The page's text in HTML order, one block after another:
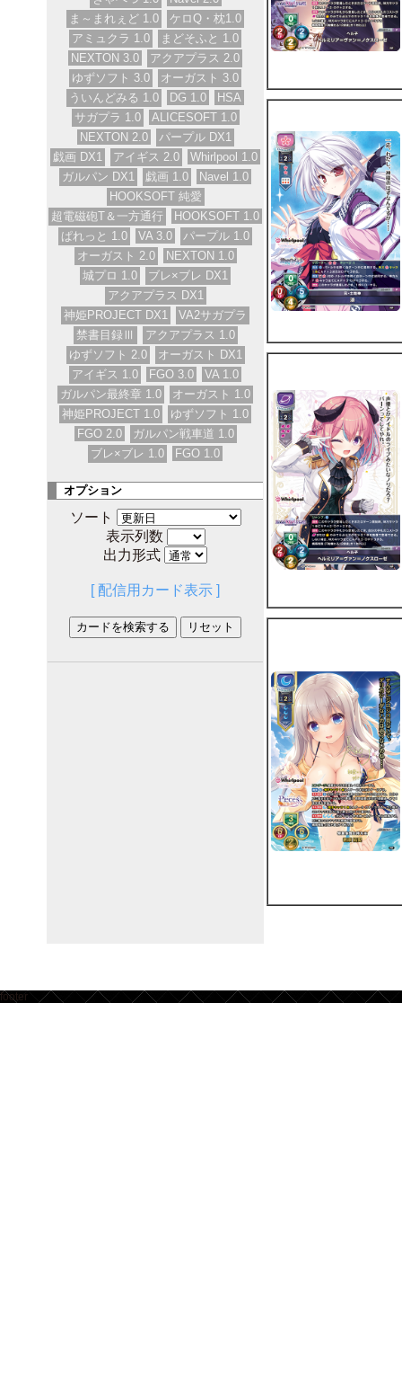
ま～まれぇど 1.0
ケロQ・枕1.0
アミュクラ 1.0
まどそふと 1.0
NEXTON 3.0
アクアプラス 2.0
ゆずソフト 3.0
オーガスト 3.0
ういんどみる 1.0
DG 1.0
HSA
サガプラ 1.0
ALICESOFT 1.0
NEXTON 2.0
パープル DX1
戯画 DX1
アイギス 2.0
Whirlpool 1.0
ガルパン DX1
戯画 1.0
Navel 1.0
HOOKSOFT 純愛
超電磁砲T＆一方通行
HOOKSOFT 1.0
ぱれっと 1.0
VA 3.0
パープル 1.0
オーガスト 2.0
NEXTON 1.0
城プロ 1.0
ブレ×ブレ DX1
アクアプラス DX1
神姫PROJECT DX1
VA2サガプラ
禁書目録Ⅲ
アクアプラス 1.0
ゆずソフト 2.0
オーガスト DX1
アイギス 1.0
FGO 3.0
VA 1.0
ガルパン最終章 1.0
オーガスト 1.0
神姫PROJECT 1.0
ゆずソフト 1.0
FGO 2.0
ガルパン戦車道 1.0
ブレ×ブレ 1.0
FGO 1.0
オプション
ソート
表示列数
出力形式
[ 配信用カード表示 ]
footer